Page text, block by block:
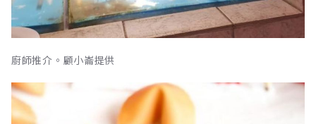
廚師推介。顧小崙提供